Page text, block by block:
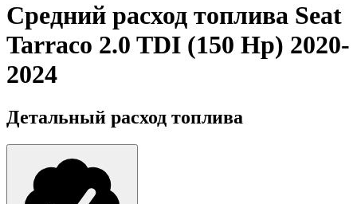
Средний расход топлива Seat
Tarraco 2.0 TDI (150 Hp) 2020-
2024
Детальный расход топлива